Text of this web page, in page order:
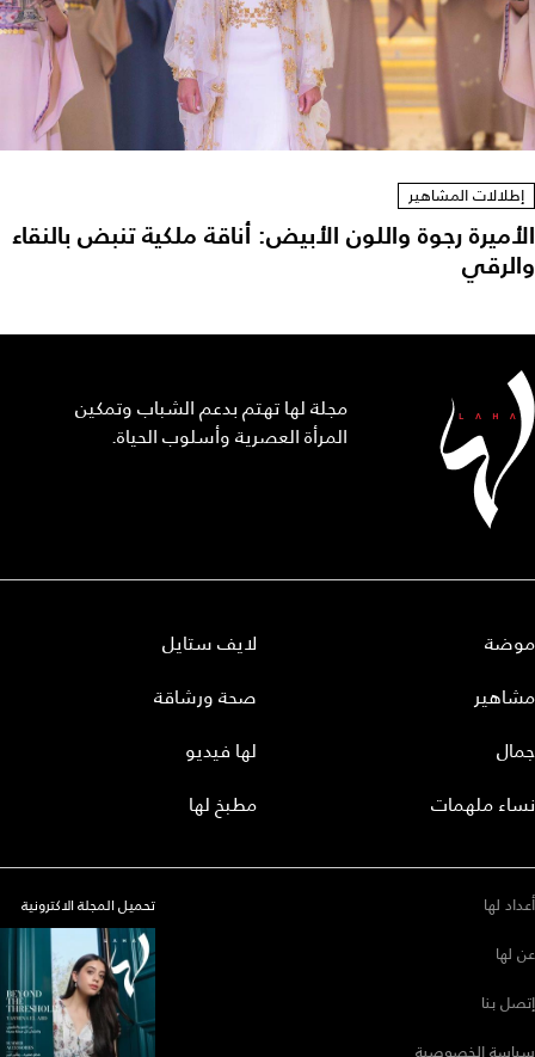
إطلالات المشاهير
الأميرة رجوة واللون الأبيض: أناقة ملكية تنبض بالنقاء
والرقي
مجلة لها تهتم بدعم الشباب وتمكين
المرأة العصرية وأسلوب الحياة.
موضة
مشاهير
جمال
نساء ملهمات
لايف ستايل
صحة ورشاقة
لها فيديو
مطبخ لها
أعداد لها
عن لها
إتصل بنا
سياسة الخصوصية
تحميل المجلة الاكترونية